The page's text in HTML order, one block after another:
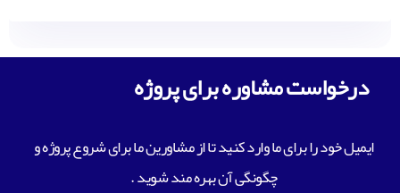
درخواست مشاوره برای پروژه
ایمیل خود را برای ما وارد کنید تا از مشاورین ما برای شروع پروژه و
چگونگی آن بهره مند شوید .